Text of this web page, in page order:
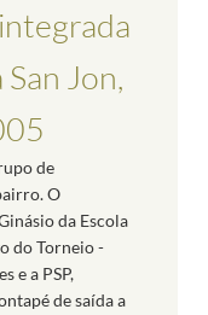
Jon,
de
O
da Escola
do Torneio -
e a PSP,
de saída a